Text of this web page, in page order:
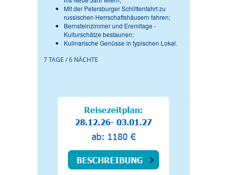
Mit der Petersburger Schlittenfahrt zu
russischen Herrschaftshäusern fahren;
Bernsteinzimmer und Eremitage -
Kulturschätze bestaunen;
Kulinarische Genüsse in typischen Lokal.
7 TAGE / 6 NÄCHTE
Reisezeitplan:
28.12.26- 03.01.27
ab: 1180 €
BESCHREIBUNG